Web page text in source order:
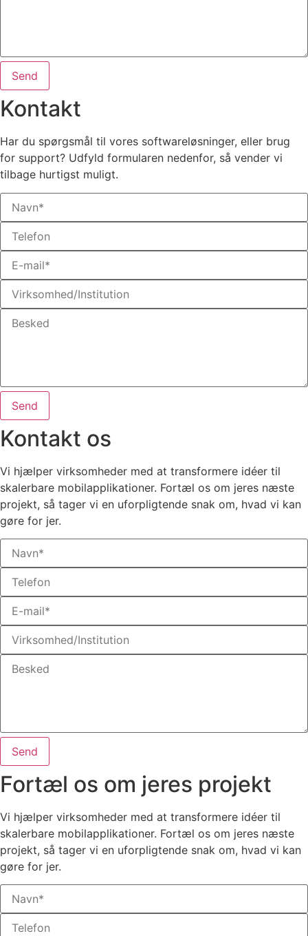
Send
Kontakt
Har du spørgsmål til vores softwareløsninger, eller brug
for support? Udfyld formularen nedenfor, så vender vi
tilbage hurtigst muligt.
Send
Kontakt os
Vi hjælper virksomheder med at transformere idéer til
skalerbare mobilapplikationer. Fortæl os om jeres næste
projekt, så tager vi en uforpligtende snak om, hvad vi kan
gøre for jer.
Send
Fortæl os om jeres projekt
Vi hjælper virksomheder med at transformere idéer til
skalerbare mobilapplikationer. Fortæl os om jeres næste
projekt, så tager vi en uforpligtende snak om, hvad vi kan
gøre for jer.